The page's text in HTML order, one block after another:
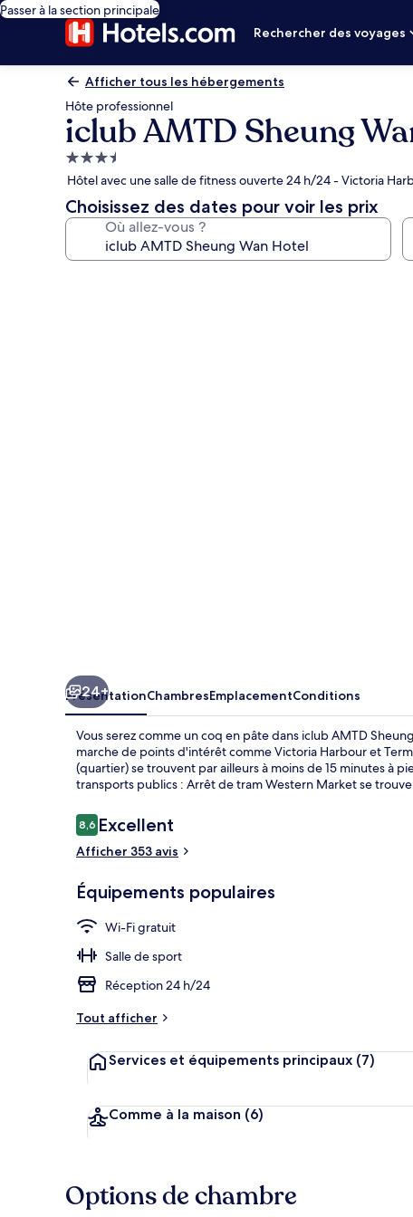
Passer à la section principale
Rechercher des voyages
Afficher tous les hébergements
Hôte professionnel
iclub AMTD Sheung
Hébergement
3.5 étoiles
Hôtel avec une salle de fitness ouverte 24 h/24 - Victoria
Choisissez des dates pour voir les prix
Où allez-vous ?
24+
PrésentationChambresEmplacementConditions
Vous serez comme un coq en pâte dans iclub AMTD
marche de points d'intérêt comme Victoria Harbour et
(quartier) se trouvent par ailleurs à moins de 15 minutes à
transports publics : Arrêt de tram Western Market se
Avis
voyageurs
8,68,6 sur 10
Excellent
Afficher 353 avis
Équipements populaires
Wi-Fi gratuit
Salle de sport
Réception 24 h/24
Tout afficher
Services et équipements principaux (7)
Comme à la maison (6)
Options de chambre